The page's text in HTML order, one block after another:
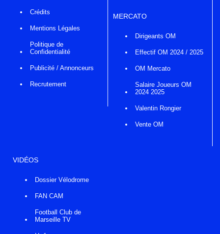
Crédits
Mentions Légales
Politique de
Confidentialité
Publicité / Annonceurs
Recrutement
MERCATO
Dirigeants OM
Effectif OM 2024 / 2025
OM Mercato
Salaire Joueurs OM
2024 2025
Valentin Rongier
Vente OM
VIDÉOS
Dossier Vélodrome
FAN CAM
Football Club de
Marseille TV